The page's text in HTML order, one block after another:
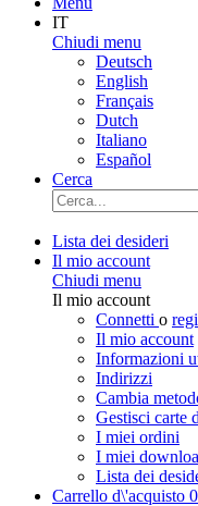
IT
Chiudi menu
Deutsch
English
Français
Dutch
Italiano
Español
Cerca
Lista dei desideri
Il mio account
Chiudi menu
Il mio account
Connetti o
Il mio account
Informazioni
Indirizzi
Cambia
Gestisci carte
I miei ordini
I miei
Lista dei
Carrello d\'acquisto 0